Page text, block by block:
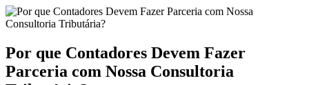
Por que Contadores Devem Fazer
Parceria com Nossa Consultoria